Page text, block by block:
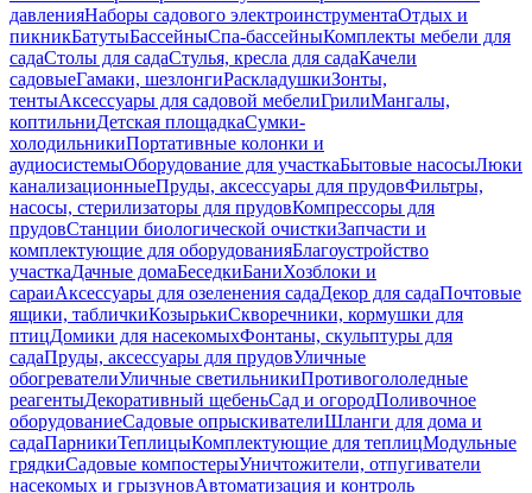
давленияНаборы садового электроинструментаОтдых и
пикникБатутыБассейныСпа-бассейныКомплекты мебели для
садаСтолы для садаСтулья, кресла для садаКачели
садовыеГамаки, шезлонгиРаскладушкиЗонты,
тентыАксессуары для садовой мебелиГрилиМангалы,
коптильниДетская площадкаСумки-
холодильникиПортативные колонки и
аудиосистемыОборудование для участкаБытовые насосыЛюки
канализационныеПруды, аксессуары для прудовФильтры,
насосы, стерилизаторы для прудовКомпрессоры для
прудовСтанции биологической очисткиЗапчасти и
комплектующие для оборудованияБлагоустройство
участкаДачные домаБеседкиБаниХозблоки и
сараиАксессуары для озеленения садаДекор для садаПочтовые
ящики, табличкиКозырькиСкворечники, кормушки для
птицДомики для насекомыхФонтаны, скульптуры для
садаПруды, аксессуары для прудовУличные
обогревателиУличные светильникиПротивогололедные
реагентыДекоративный щебеньСад и огородПоливочное
оборудованиеСадовые опрыскивателиШланги для дома и
садаПарникиТеплицыКомплектующие для теплицМодульные
грядкиСадовые компостерыУничтожители, отпугиватели
насекомых и грызуновАвтоматизация и контроль